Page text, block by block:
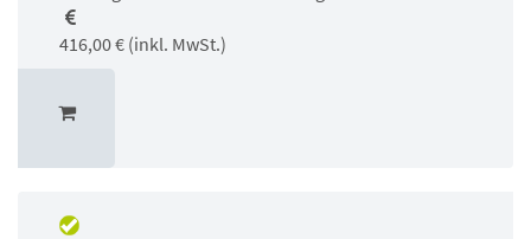
416,00 € (inkl. MwSt.)